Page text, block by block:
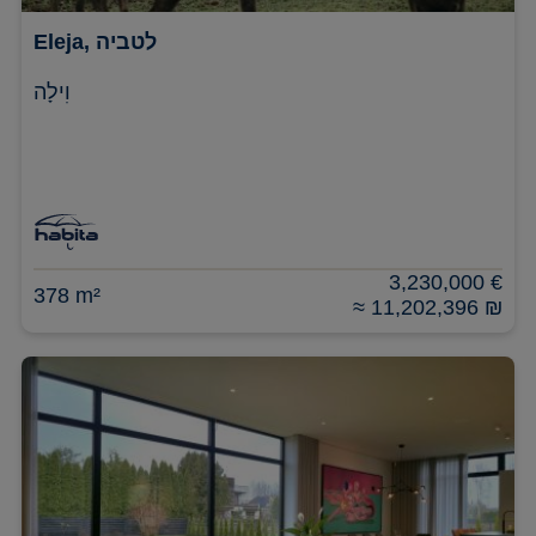
Eleja, לטביה
וִילָה
378 m²
3,230,000 €
≈ 11,202,396 ₪